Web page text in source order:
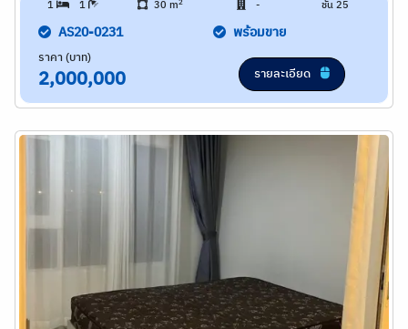
1 1 30 m - ชั้น 25
AS20-0231 พร้อมขาย
ราคา (บาท)
2,000,000 รายละเอียด